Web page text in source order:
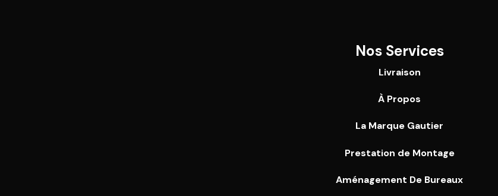
Nos Services
Livraison
À Propos
La Marque Gautier
Prestation de Montage
Aménagement De Bureaux